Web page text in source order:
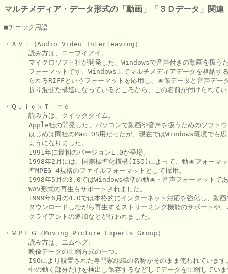
マルチメディア・データ形式の「動画」「３Ｄデータ」関連
■チェック用語
・ＡＶＩ（Audio Video Interleaving）
読み方は、エーブイアイ。
マイクロソフト社が開発した、Windowsで音声付きの動画を扱う
フォーマットです。Windows上でマルチメディアデータを格納す
られるRIFFというフォーマットを応用し、画像データと音声デー
折り混ぜた構造になっているところから、この名前が付けられて
・ＱｕｉｃｋＴｉｍｅ
読み方は、クイックタイム。
Apple社の開発した、パソコンで動画や音声を扱うためのソフト
はじめは同社のMac OS用だったが、現在ではWindows環境でも広
      ようになりました。
      1991年に最初のバージョン1.0が登場。
1998年2月には、国際標準化機構(ISO)によって、動画フォーマ
      準MPEG-4規格のファイルフォーマットとして採用。
1998年5月の3.0ではWindows標準の動画・音声フォーマットで
      WAV形式の再生もサポートされました。
1999年6月の4.0では本格的にインターネット対応を強化し、動画
ダウンロードしながら再生するストリーミング機能のサポートや
      クライアントの追加などが行われました。
・ＭＰＥＧ（Moving Picture Experts Group）
読み方は、エムペグ。
      映像データの圧縮方式の一つ。
ISOにより設置された専門家組織の名称がそのまま使われています
中の動く部分だけを検出し保存するなどしてデータを圧縮してい